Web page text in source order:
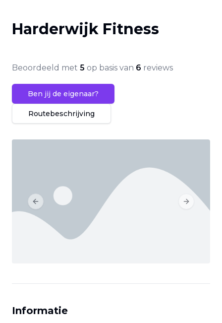
Harderwijk Fitness
Beoordeeld met 5 op basis van 6 reviews
Ben jij de eigenaar?
Routebeschrijving
Previous slide Next slide
Informatie